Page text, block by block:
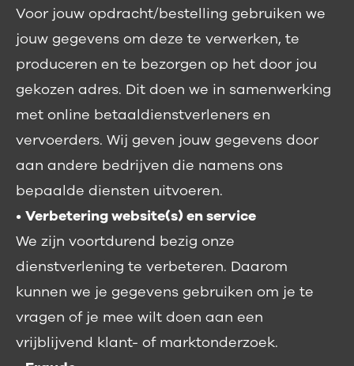
Voor jouw opdracht/bestelling gebruiken we
jouw gegevens om deze te verwerken, te
produceren en te bezorgen op het door jou
gekozen adres. Dit doen we in samenwerking
met online betaaldienstverleners en
vervoerders. Wij geven jouw gegevens door
aan andere bedrijven die namens ons
bepaalde diensten uitvoeren.
• Verbetering website(s) en service
We zijn voortdurend bezig onze
dienstverlening te verbeteren. Daarom
kunnen we je gegevens gebruiken om je te
vragen of je mee wilt doen aan een
vrijblijvend klant- of marktonderzoek.